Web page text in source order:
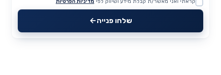
Website
קראתי ואני מאשר/ת קבלת מידע ושיווק לפי מדיניות הפרטיות
שלחו פנייה